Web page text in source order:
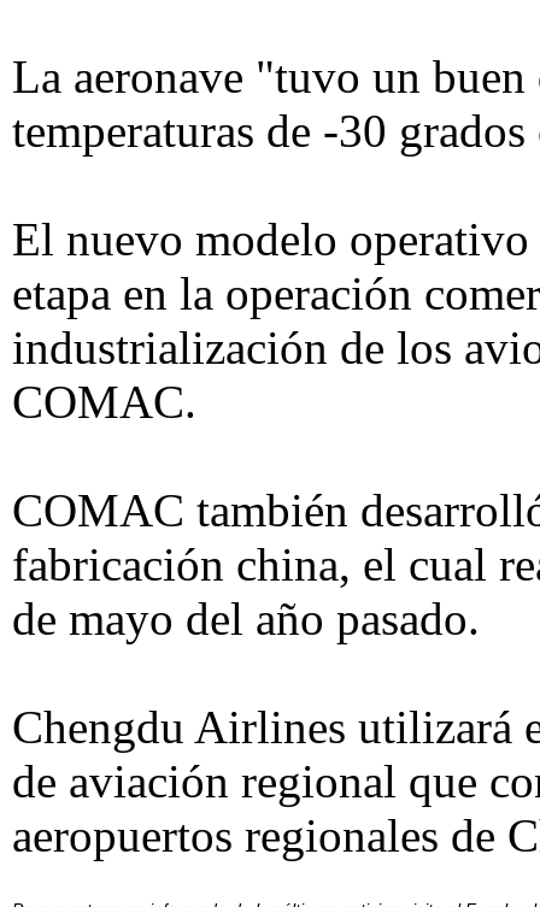
La aeronave "tuvo un
temperaturas de -30
El nuevo modelo operativo
etapa en la operación
industrialización de los
COMAC.
COMAC también
fabricación china, el cual
de mayo del año pasado.
Chengdu Airlines utilizará
de aviación regional que
aeropuertos regionales de